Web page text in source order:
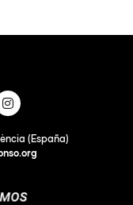
(España)